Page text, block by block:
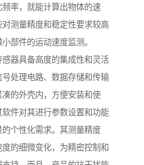
率，就能计算出物体的速
测量精度和稳定性要求较高
部件的运动速度监测。
器具备高度的集成性和灵活
处理电路、数据存储和传输
的外壳内，方便安装和使
件对其进行参数设置和功能
个性化需求。其测量精度
的细微变化，为精密控制和